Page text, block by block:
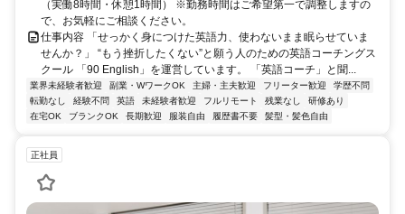
（実働8時間・休憩1時間） ※勤務時間はご希望第一で調整しますの
で、お気軽にご相談ください。
仕事内容 「せっかく身につけた英語力、使わないまま眠らせていま
せんか？」 “もう挫折したくない”と願う人のための英語コーチングス
クール 「90 English」を運営しています。 「英語コーチ」と聞...
業界未経験者歓迎 副業・WワークOK 主婦・主夫歓迎 フリーター歓迎
学歴不問
転勤なし
経験不問 英語 未経験者歓迎 フルリモート 残業なし
研修あり
在宅OK
ブランクOK 長期歓迎 服装自由 履歴書不要 髪型・髪色自由
正社員